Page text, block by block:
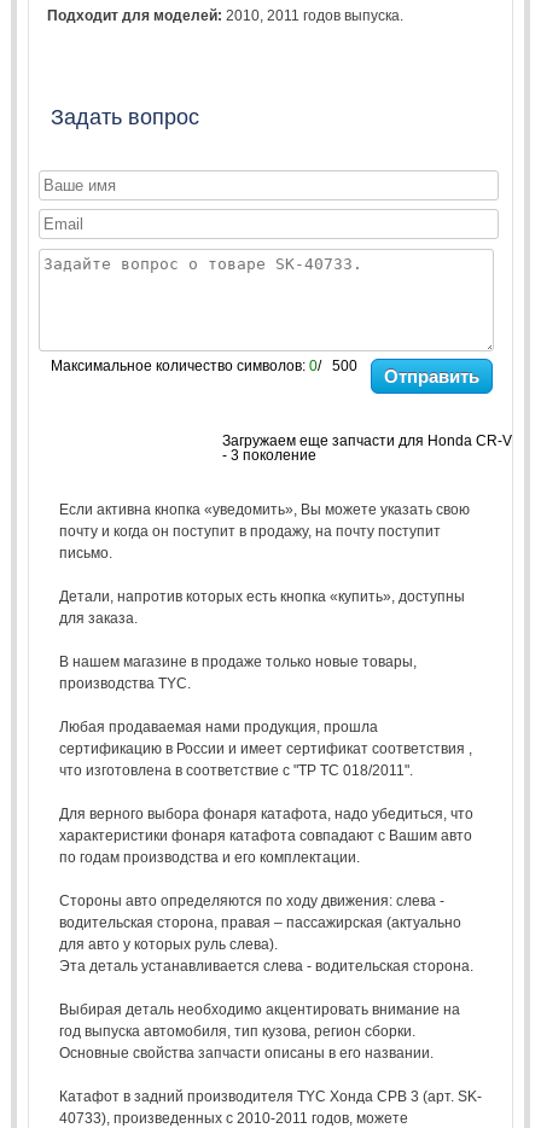
Подходит для моделей: 2010 ,2011 годов выпуска.
Задать вопрос
Максимальное количество символов: 0/ 500 Отправить
Загружаем еще запчасти для Honda CR-V
- 3 поколение
Если активна кнопка «уведомить», Вы можете указать свою
почту и когда он поступит в продажу, на почту поступит
письмо.
Детали, напротив которых есть кнопка «купить», доступны
для заказа.
В нашем магазине в продаже только новые товары,
производства TYC.
Любая продаваемая нами продукция, прошла
сертификацию в России и имеет сертификат соответствия ,
что изготовлена в соответствие с "ТР ТС 018/2011".
Для верного выбора фонаря катафота, надо убедиться, что
характеристики фонаря катафота совпадают с Вашим авто
по годам производства и его комплектации.
Стороны авто определяются по ходу движения: слева -
водительская сторона, правая – пассажирская (актуально
для авто у которых руль слева).
Эта деталь устанавливается слева - водительская сторона.
Выбирая деталь необходимо акцентировать внимание на
год выпуска автомобиля, тип кузова, регион сборки.
Основные свойства запчасти описаны в его названии.
Катафот в задний производителя TYC Хонда СРВ 3 (арт. SK-
40733), произведенных с 2010-2011 годов, можете